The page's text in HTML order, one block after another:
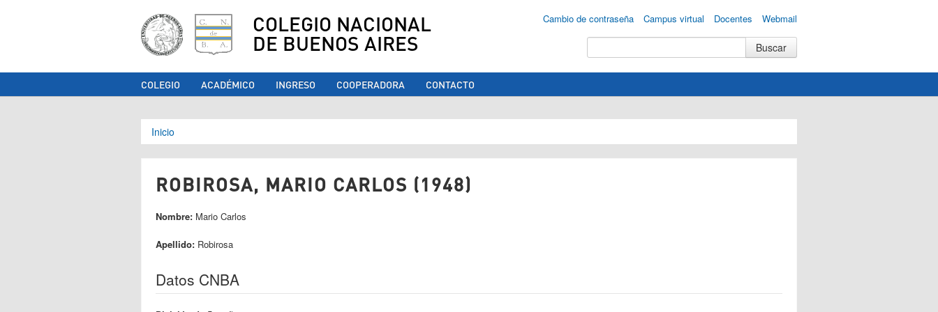
COLEGIO NACIONAL
DE BUENOS AIRES
Cambio de contraseña Campus virtual Docentes Webmail
COLEGIO ACADÉMICO INGRESO COOPERADORA CONTACTO
Se encuentra usted aquí
Inicio
ROBIROSA, MARIO CARLOS (1948)
Nombre: Mario Carlos
Apellido: Robirosa
Datos CNBA